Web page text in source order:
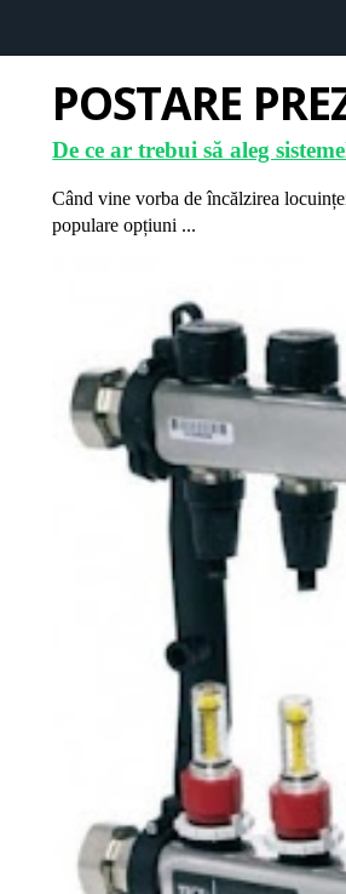
POSTARE
De ce ar trebui să aleg
Când vine vorba de încălzirea
populare opțiuni ...